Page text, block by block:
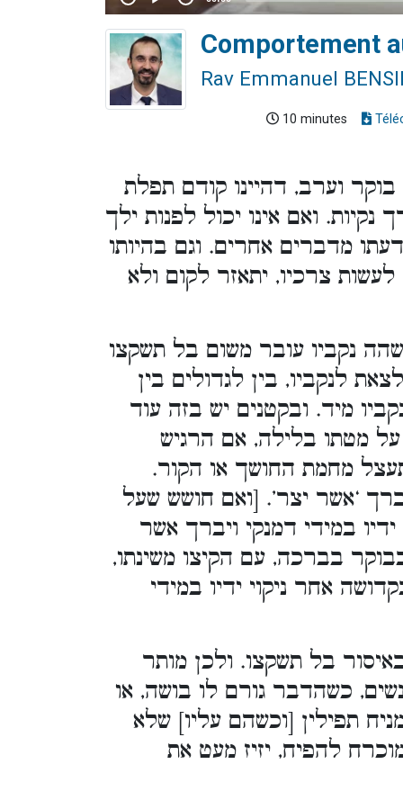
Comportement
Rav Emmanuel
10 minutes
בוקר וערב, דהיינו קודם תפלת
ואם אינו יכול לפנות ילך
מדברים אחרים. וגם בהיותו
צרכיו, יתאזר לקום ולא
נקביו עובר משום בל תשקצו
לנקביו, בין לגדולים בין
מיד. ובקטנים יש בזה עוד
מטתו בלילה, אם הרגיש
מחמת החושך או הקור.
‘אשר יצר’. [ואם חושש שעל
ידיו במידי דמנקי ויברך אשר
בברכה, עם הקיצו משינתו,
אחר ניקוי ידיו במידי
בל תשקצו. ולכן מותר
כשהדבר גורם לו בושה, או
תפילין [וכשהם עליו] שלא
להפיח, יזיז מעט את